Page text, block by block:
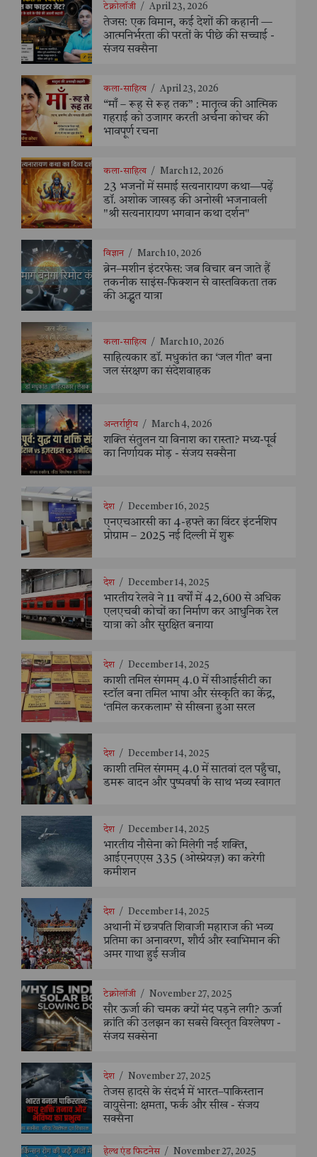
टेक्नोलॉजी / April 23, 2026
तेजस: एक विमान, कई देशों की कहानी —
आत्मनिर्भरता की परतों के पीछे की सच्चाई -
संजय सक्सैना
कला-साहित्य / April 23, 2026
“माँ – रूह से रूह तक” : मातृत्व की आत्मिक
गहराई को उजागर करती अर्चना कोचर की
भावपूर्ण रचना
कला-साहित्य / March 12, 2026
23 भजनों में समाई सत्यनारायण कथा—पढ़ें
डॉ. अशोक जाखड़ की अनोखी भजनावली
"श्री सत्यनारायण भगवान कथा दर्शन"
विज्ञान / March 10, 2026
ब्रेन–मशीन इंटरफेस: जब विचार बन जाते हैं
तकनीक साइंस-फिक्शन से वास्तविकता तक
की अद्भुत यात्रा
कला-साहित्य / March 10, 2026
साहित्यकार डॉ. मधुकांत का ‘जल गीत’ बना
जल संरक्षण का संदेशवाहक
अन्तर्राष्ट्रीय / March 4, 2026
शक्ति संतुलन या विनाश का रास्ता? मध्य-पूर्व
का निर्णायक मोड़ - संजय सक्सैना
देश / December 16, 2025
एनएचआरसी का 4-हफ्ते का विंटर इंटर्नशिप
प्रोग्राम – 2025 नई दिल्ली में शुरू
देश / December 14, 2025
भारतीय रेलवे ने 11 वर्षों में 42,600 से अधिक
एलएचबी कोचों का निर्माण कर आधुनिक रेल
यात्रा को और सुरक्षित बनाया
देश / December 14, 2025
काशी तमिल संगमम् 4.0 में सीआईसीटी का
स्टॉल बना तमिल भाषा और संस्कृति का केंद्र,
‘तमिल करकलाम’ से सीखना हुआ सरल
देश / December 14, 2025
काशी तमिल संगमम् 4.0 में सातवां दल पहुँचा,
डमरू वादन और पुष्पवर्षा के साथ भव्य स्वागत
देश / December 14, 2025
भारतीय नौसेना को मिलेगी नई शक्ति,
आईएनएएस 335 (ओस्प्रेयज़) का करेगी
कमीशन
देश / December 14, 2025
अथानी में छत्रपति शिवाजी महाराज की भव्य
प्रतिमा का अनावरण, शौर्य और स्वाभिमान की
अमर गाथा हुई सजीव
टेक्नोलॉजी / November 27, 2025
सौर ऊर्जा की चमक क्यों मंद पड़ने लगी? ऊर्जा
क्रांति की उलझन का सबसे विस्तृत विश्लेषण -
संजय सक्सेना
देश / November 27, 2025
तेजस हादसे के संदर्भ में भारत–पाकिस्तान
वायुसेना: क्षमता, फर्क और सीख - संजय
सक्सैना
हेल्थ एंड फिटनेस / November 27, 2025